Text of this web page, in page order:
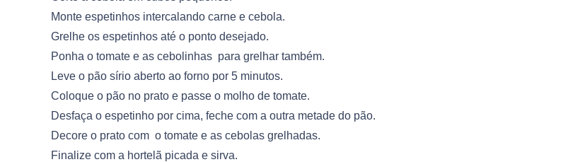
Monte espetinhos intercalando carne e cebola.
Grelhe os espetinhos até o ponto desejado.
Ponha o tomate e as cebolinhas para grelhar também.
Leve o pão sírio aberto ao forno por 5 minutos.
Coloque o pão no prato e passe o molho de tomate.
Desfaça o espetinho por cima, feche com a outra metade do pão.
Decore o prato com o tomate e as cebolas grelhadas.
Finalize com a hortelã picada e sirva.